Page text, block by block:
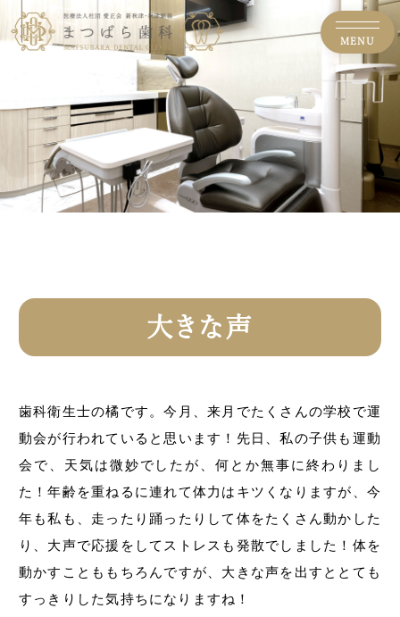
大きな声
歯科衛生士の橘です。今月、来月でたくさんの学校で運
動会が行われていると思います！先日、私の子供も運動
会で、天気は微妙でしたが、何とか無事に終わりまし
た！年齢を重ねるに連れて体力はキツくなりますが、今
年も私も、走ったり踊ったりして体をたくさん動かした
り、大声で応援をしてストレスも発散でしました！体を
動かすことももちろんですが、大きな声を出すととても
すっきりした気持ちになりますね！
MENU